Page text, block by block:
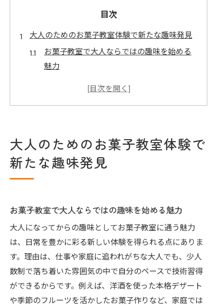
目次
大人のためのお菓子教室体験で新たな趣味発見
お菓子教室で大人ならではの趣味を始める
魅力
日常に彩りを加えるお菓子教室体験のおす
大人が楽しめるお菓子教室の多彩なプログ
ラム紹介
お菓子教室で広がる大人の交流と学びの場
本格スイーツ作りを極める兵庫県川西市山原の
魅力
お菓子教室で学ぶ本格スイーツ作りの醍醐
味
大人が憧れる洗練スイーツをお菓子教室で
習得
大人のためのお菓子教室体験で
新たな趣味発見
お菓子教室で大人ならではの趣味を始める魅力
大人になってからの趣味としてお菓子教室に通う魅力
は、日常を豊かに彩る新しい体験を得られる点にありま
す。理由は、仕事や家庭に追われがちな大人でも、少人
数制で落ち着いた雰囲気の中で自分のペースで技術習得
ができるからです。例えば、洋酒を使った本格デザート
や季節のフルーツを活かしたお菓子作りなど、家庭では